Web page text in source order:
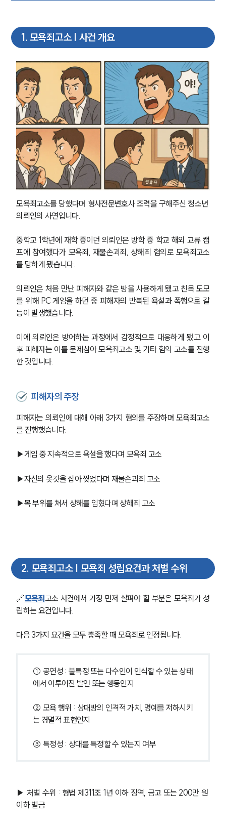
1. 모욕죄고소 | 사건 개요
모욕죄고소를 당했다며 형사전문변호사 조력을 구해주신 청소년
의뢰인의 사연입니다.
중학교 1학년에 재학 중이던 의뢰인은 방학 중 학교 해외 교류 캠
프에 참여했다가 모욕죄, 재물손괴죄, 상해죄 혐의로 모욕죄고소
를 당하게 됐습니다.
의뢰인은 처음 만난 피해자와 같은 방을 사용하게 됐고 친목 도모
를 위해 PC 게임을 하던 중 피해자의 반복된 욕설과 폭행으로 갈
등이 발생했습니다.
이에 의뢰인은 방어하는 과정에서 감정적으로 대응하게 됐고 이
후 피해자는 이를 문제삼아 모욕죄고소 및 기타 혐의 고소를 진행
한 것입니다.
피해자의 주장
피해자는 의뢰인에 대해 아래 3가지 혐의를 주장하며 모욕죄고소
를 진행했습니다.
▶게임 중 지속적으로 욕설을 했다며 모욕죄 고소
▶자신의 옷깃을 잡아 찢었다며 재물손괴죄 고소
▶목 부위를 쳐서 상해를 입혔다며 상해죄 고소
2. 모욕죄고소 | 모욕죄 성립요건과 처벌 수위
🔗모욕죄고소 사건에서 가장 먼저 살펴야 할 부분은 모욕죄가 성
립하는 요건입니다.
다음 3가지 요건을 모두 충족할 때 모욕죄로 인정됩니다.
① 공연성 : 불특정 또는 다수인이 인식할 수 있는 상태
에서 이루어진 발언 또는 행동인지
② 모욕 행위 : 상대방의 인격적 가치, 명예를 저하시키
는 경멸적 표현인지
③ 특정성 : 상대를 특정할 수 있는지 여부
▶ 처벌 수위 : 형법 제311조 1년 이하 징역, 금고 또는 200만 원
이하 벌금